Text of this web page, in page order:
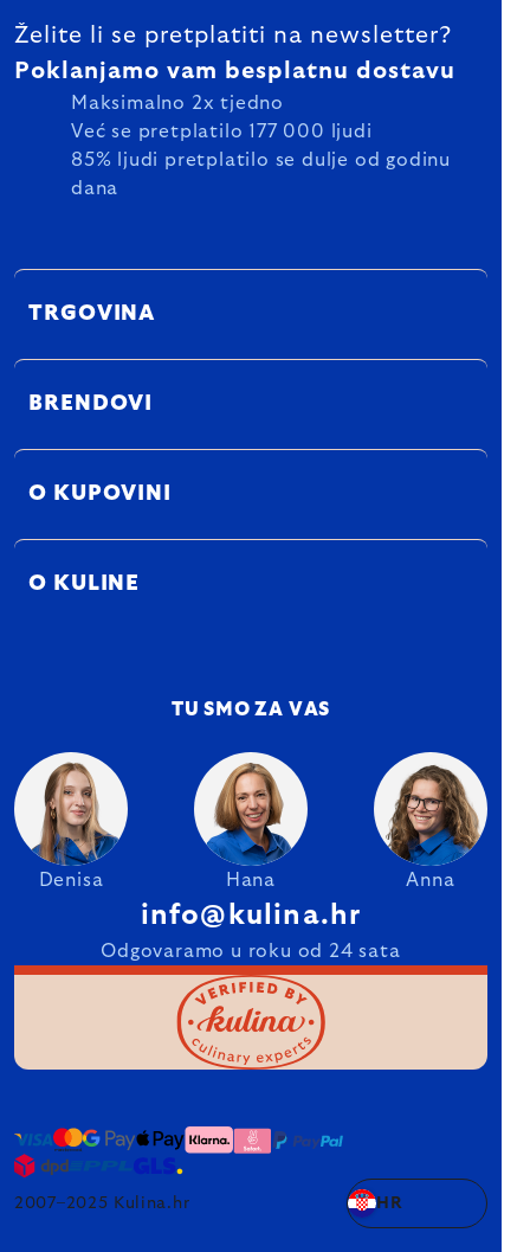
Želite li se pretplatiti na newsletter?
Poklanjamo vam besplatnu dostavu
Maksimalno 2x tjedno
Već se pretplatilo 177 000 ljudi
85% ljudi pretplatilo se dulje od godinu
dana
TRGOVINA
BRENDOVI
O KUPOVINI
O KULINE
TU SMO ZA VAS
Denisa Hana Anna
info@kulina.hr
Odgovaramo u roku od 24 sata
2007–2025 Kulina.hr HR